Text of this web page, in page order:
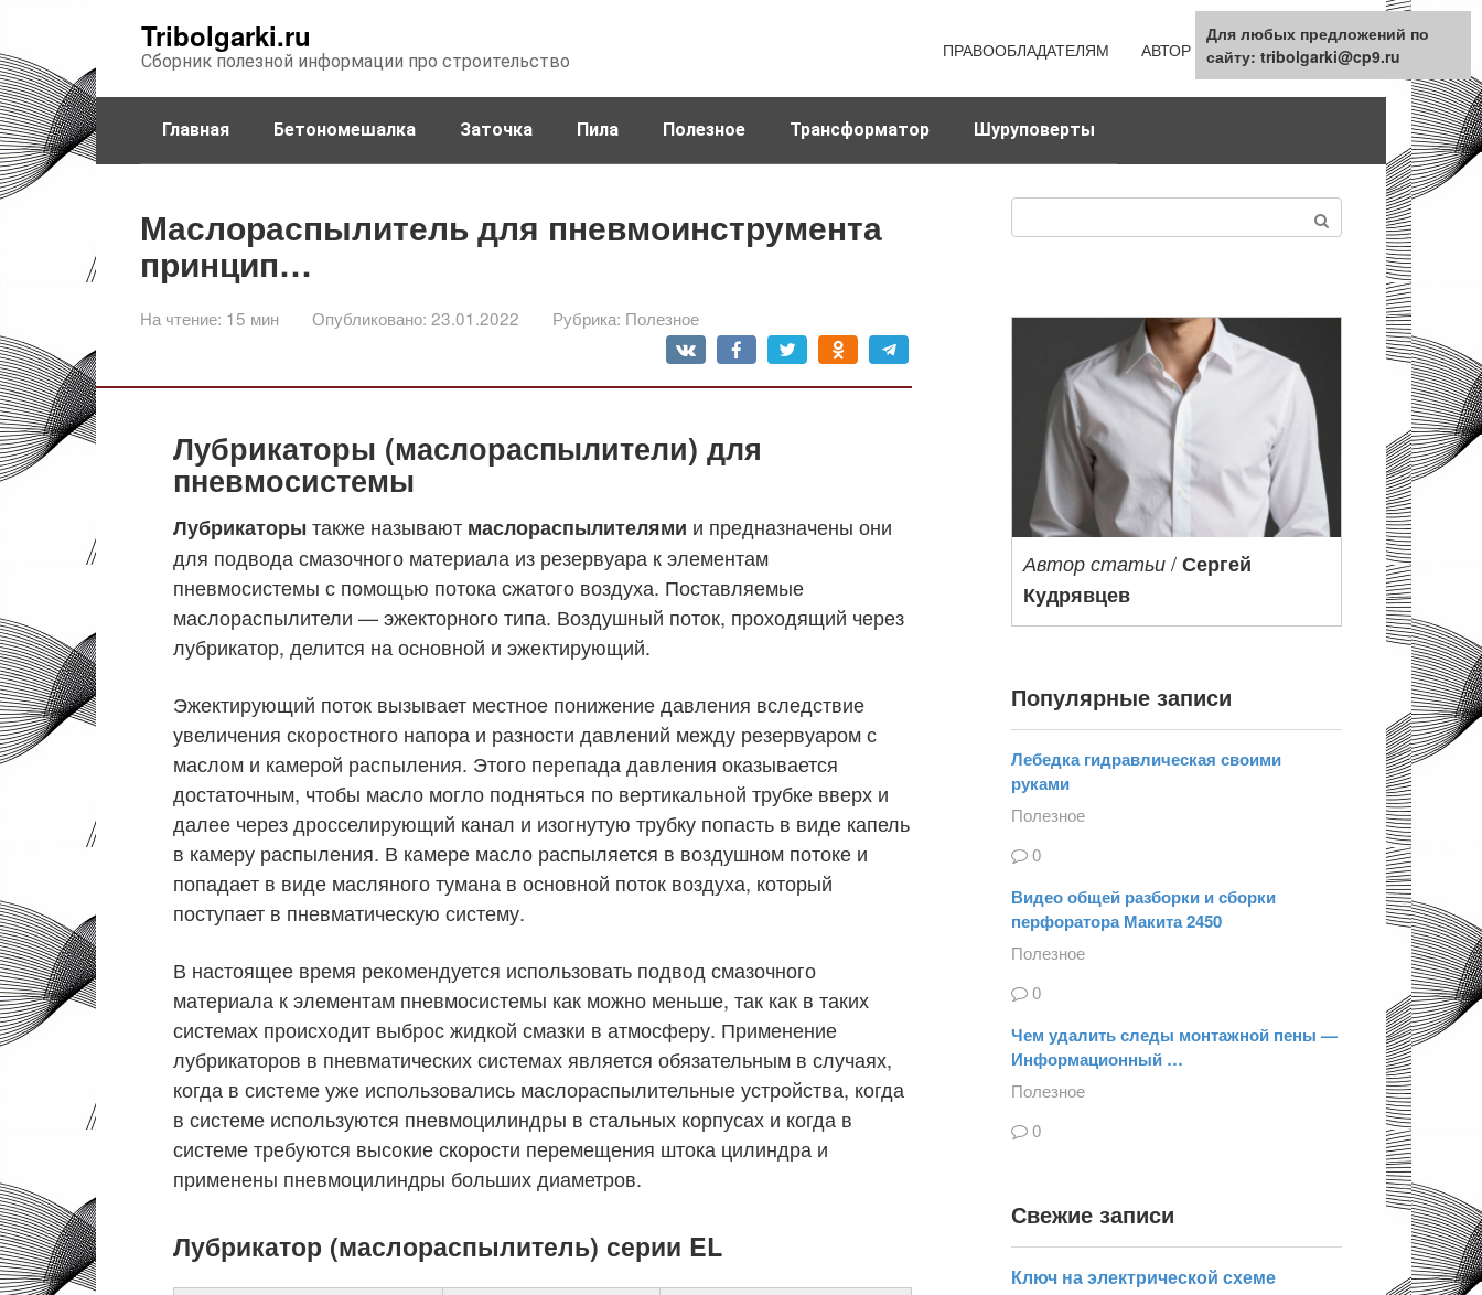
контенту
Tribolgarki.ru
Сборник полезной информации про строительство
ПРАВООБЛАДАТЕЛЯМ АВТОР КАРТА САЙТА
Главная Бетономешалка Заточка Пила Полезное Трансформатор Шуруповерты
Маслораспылитель для пневмоинструмента
принцип…
На чтение: 15 мин Опубликовано: 23.01.2022 Рубрика: Полезное
Лубрикаторы (маслораспылители) для
пневмосистемы
Лубрикаторы также называют маслораспылителями и предназначены они
для подвода смазочного материала из резервуара к элементам
пневмосистемы с помощью потока сжатого воздуха. Поставляемые
маслораспылители — эжекторного типа. Воздушный поток, проходящий через
лубрикатор, делится на основной и эжектирующий.
Эжектирующий поток вызывает местное понижение давления вследствие
увеличения скоростного напора и разности давлений между резервуаром с
маслом и камерой распыления. Этого перепада давления оказывается
достаточным, чтобы масло могло подняться по вертикальной трубке вверх и
далее через дросселирующий канал и изогнутую трубку попасть в виде капель
в камеру распыления. В камере масло распыляется в воздушном потоке и
попадает в виде масляного тумана в основной поток воздуха, который
поступает в пневматическую систему.
В настоящее время рекомендуется использовать подвод смазочного
материала к элементам пневмосистемы как можно меньше, так как в таких
системах происходит выброс жидкой смазки в атмосферу. Применение
лубрикаторов в пневматических системах является обязательным в случаях,
когда в системе уже использовались маслораспылительные устройства, когда
в системе используются пневмоцилиндры в стальных корпусах и когда в
системе требуются высокие скорости перемещения штока цилиндра и
применены пневмоцилиндры больших диаметров.
Лубрикатор (масло­распыли­тель) серии EL
Автор статьи /Сергей
Кудрявцев
Популярные записи
Лебедка гидравлическая своими
руками
Полезное
0
Видео общей разборки и сборки
перфоратора Макита 2450
Полезное
0
Чем удалить следы монтажной пены —
Информационный …
Полезное
0
Свежие записи
Ключ на электрической схеме
Для любых предложений по
сайту: tribolgarki@cp9.ru